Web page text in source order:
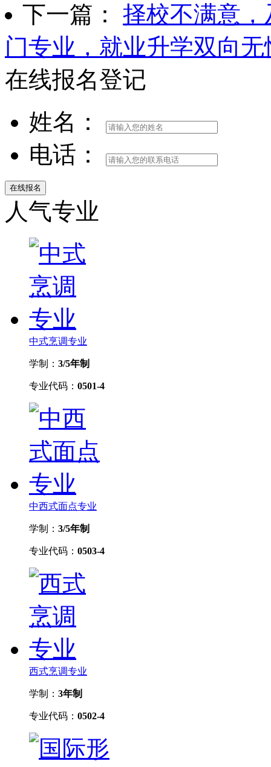
下一篇： 择校不满意
门专业，就业升学双向无
在线报名登记
姓名：
电话：
人气专业
中式烹调专业
学制： 3/5年制
专业代码： 0501-4
中西式面点专业
学制： 3/5年制
专业代码： 0503-4
西式烹调专业
学制： 3年制
专业代码： 0502-4